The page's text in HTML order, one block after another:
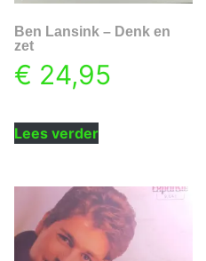
Ben Lansink – Denk en
zet
€ 24,95
Lees verder